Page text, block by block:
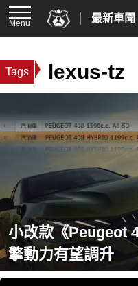
Menu 最新車聞
Tags lexus-tz
小改款《Peugeot
擎動力有望調升